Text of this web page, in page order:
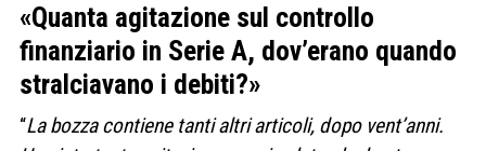
«Quanta agitazione sul controllo
finanziario in Serie A, dov’erano quando
stralciavano i debiti?»
“La bozza contiene tanti altri articoli, dopo vent’anni.